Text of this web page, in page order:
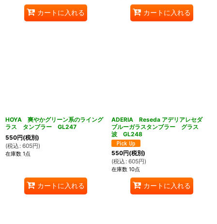
カートに入れる カートに入れる
HOYA 爽やかグリーン系のライング
ラス タンブラー GL247
550円(税別)
(税込 : 605円)
在庫数 1点
カートに入れる
ADERIA Reseda アデリアレセダ
ブルーガラスタンブラー グラス
波 GL248
550円(税別)
(税込 : 605円)
在庫数 10点
カートに入れる